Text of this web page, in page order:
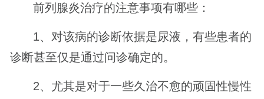
前列腺炎治疗的注意事项有哪些：
1、对该病的诊断依据是尿液，有些患者的
诊断甚至仅是通过问诊确定的。
2、尤其是对于一些久治不愈的顽固性慢性